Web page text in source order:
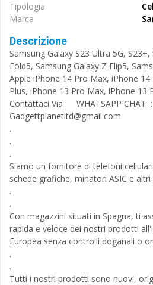
Tipologia
Marca
Descrizione
Samsung Galaxy S23 Ultra 5G,
Fold5, Samsung Galaxy Z Flip5,
Apple iPhone 14 Pro Max, iPhone
Plus, iPhone 13 Pro Max, iPhone 13
Contattaci Via : WHATSAPP CHAT
Gadgettplanetltd@gmail.com
.
.
.
Siamo un fornitore di telefoni
schede grafiche, minatori ASIC e
.
.
Con magazzini situati in Spagna, ti
rapida e veloce dei nostri prodotti
Europea senza controlli doganali o
.
.
Tutti i nostri prodotti sono nuovi,